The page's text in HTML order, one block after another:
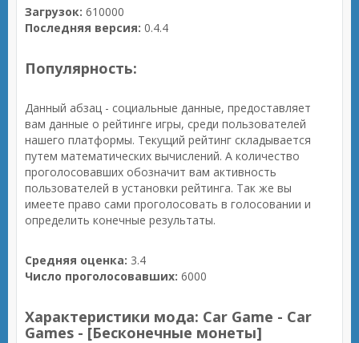
Загрузок: 610000
Последняя версия: 0.4.4
Популярность:
Данный абзац - социальные данные, предоставляет
вам данные о рейтинге игры, среди пользователей
нашего платформы. Текущий рейтинг складывается
путем математических вычислений. А количество
проголосовавших обозначит вам активность
пользователей в установки рейтинга. Так же вы
имеете право сами проголосовать в голосовании и
определить конечные результаты.
Средняя оценка: 3.4
Число проголосовавших: 6000
Характеристики мода: Car Game - Car
Games - [Бесконечные монеты]